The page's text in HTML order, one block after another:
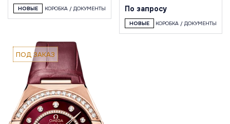
НОВЫЕ КОРОБКА / ДОКУМЕНТЫ По запросу
НОВЫЕ КОРОБКА / ДОКУМЕНТЫ
ПОД ЗАКАЗ